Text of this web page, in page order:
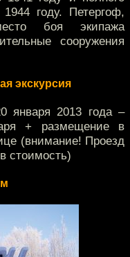
году. Петергоф,
боя экипажа
сооружения
экскурсия
января 2013 года –
+ размещение в
(внимание! Проезд
стоимость)